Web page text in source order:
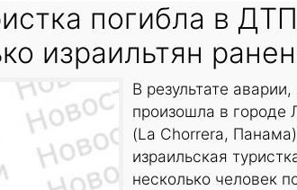
погибла в
израильтян
В результате аварии,
произошла в городе
(La Chorrera,
израильская
несколько человек